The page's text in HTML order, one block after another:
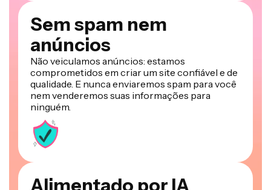
Sem spam nem
anúncios
Não veiculamos anúncios: estamos
comprometidos em criar um site confiável e de
qualidade. E nunca enviaremos spam para você
nem venderemos suas informações para
ninguém.
Alimentado por IA